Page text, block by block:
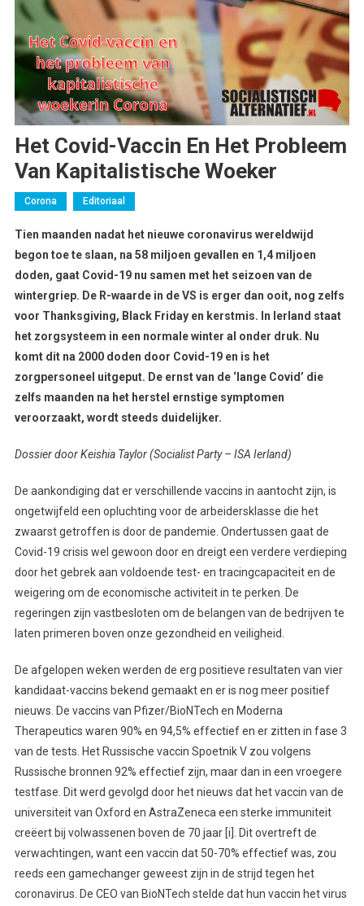
Het Covid-Vaccin En Het Probleem
Van Kapitalistische Woeker
Corona Editoriaal
Tien maanden nadat het nieuwe coronavirus wereldwijd
begon toe te slaan, na 58 miljoen gevallen en 1,4 miljoen
doden, gaat Covid-19 nu samen met het seizoen van de
wintergriep. De R-waarde in de VS is erger dan ooit, nog zelfs
voor Thanksgiving, Black Friday en kerstmis. In Ierland staat
het zorgsysteem in een normale winter al onder druk. Nu
komt dit na 2000 doden door Covid-19 en is het
zorgpersoneel uitgeput. De ernst van de ‘lange Covid’ die
zelfs maanden na het herstel ernstige symptomen
veroorzaakt, wordt steeds duidelijker.
Dossier door Keishia Taylor (Socialist Party – ISA Ierland)
De aankondiging dat er verschillende vaccins in aantocht zijn, is
ongetwijfeld een opluchting voor de arbeidersklasse die het
zwaarst getroffen is door de pandemie. Ondertussen gaat de
Covid-19 crisis wel gewoon door en dreigt een verdere verdieping
door het gebrek aan voldoende test- en tracingcapaciteit en de
weigering om de economische activiteit in te perken. De
regeringen zijn vastbesloten om de belangen van de bedrijven te
laten primeren boven onze gezondheid en veiligheid.
De afgelopen weken werden de erg positieve resultaten van vier
kandidaat-vaccins bekend gemaakt en er is nog meer positief
nieuws. De vaccins van Pfizer/BioNTech en Moderna
Therapeutics waren 90% en 94,5% effectief en er zitten in fase 3
van de tests. Het Russische vaccin Spoetnik V zou volgens
Russische bronnen 92% effectief zijn, maar dan in een vroegere
testfase. Dit werd gevolgd door het nieuws dat het vaccin van de
universiteit van Oxford en AstraZeneca een sterke immuniteit
creëert bij volwassenen boven de 70 jaar [i]. Dit overtreft de
verwachtingen, want een vaccin dat 50-70% effectief was, zou
reeds een gamechanger geweest zijn in de strijd tegen het
coronavirus. De CEO van BioNTech stelde dat hun vaccin het virus